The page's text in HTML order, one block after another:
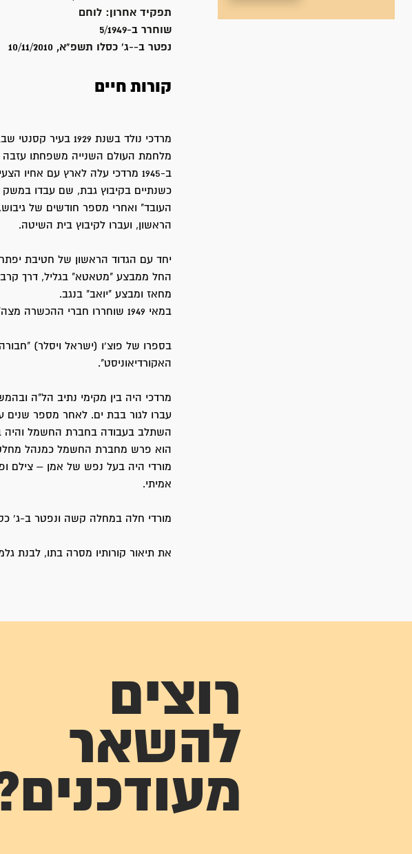
תפקיד אחרון: לוחם
שוחרר ב-5/1949
נפטר ב--ג' כסלו תשפ"א, 10/11/2010
קורות חיים
מרדכי נולד בשנת
מלחמת העולם השנייה משפחתו עזבה
ב-1945 מרדכי עלה לארץ עם אחיו
כשנתיים בקיבוץ גבת, שם עבדו במשק
הראשון, ועברו לקיבוץ בית השיטה.
יחד עם הגדוד הראשון של חטיבת
החל ממבצע "מטאטא" בגליל, דרך
מחאז ומבצע "יואב" בנגב.
במאי 1949 שוחררו חברי ההכשרה מצה"ל.
בספרו של פוצ'ו (ישראל ויסלר)
האקורדיאוניסט".
מרדכי היה בין מקימי נתיב הל"ה
עברו לגור בבת ים. לאחר מספר שנים
השתלב בעבודה בחברת החשמל והיה
הוא פרש מחברת החשמל כמנהל
מורדי היה בעל נפש של אמן – צילם
אמיתי.
מורדי חלה במחלה קשה ונפטר ב-ג' כסלו התשפ"א,
את תיאור קורותיו מסרה בתו, לבנת
רוצים
להשאר